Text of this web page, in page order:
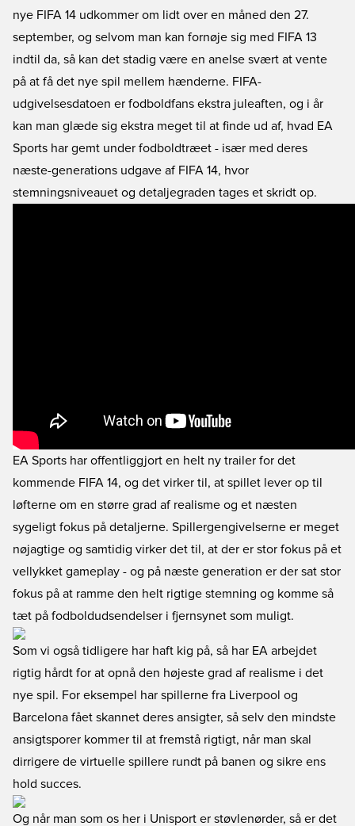
nye FIFA 14 udkommer om lidt over en måned den 27.
september, og selvom man kan fornøje sig med FIFA 13
indtil da, så kan det stadig være en anelse svært at vente
på at få det nye spil mellem hænderne. FIFA-
udgivelsesdatoen er fodboldfans ekstra juleaften, og i år
kan man glæde sig ekstra meget til at finde ud af, hvad EA
Sports har gemt under fodboldtræet - især med deres
næste-generations udgave af FIFA 14, hvor
stemningsniveauet og detaljegraden tages et skridt op.
EA Sports har offentliggjort en helt ny trailer for det
kommende FIFA 14, og det virker til, at spillet lever op til
løfterne om en større grad af realisme og et næsten
sygeligt fokus på detaljerne. Spillergengivelserne er meget
nøjagtige og samtidig virker det til, at der er stor fokus på et
vellykket gameplay - og på næste generation er der sat stor
fokus på at ramme den helt rigtige stemning og komme så
tæt på fodboldudsendelser i fjernsynet som muligt.
Som vi også tidligere har haft kig på, så har EA arbejdet
rigtig hårdt for at opnå den højeste grad af realisme i det
nye spil. For eksempel har spillerne fra Liverpool og
Barcelona fået skannet deres ansigter, så selv den mindste
ansigtsporer kommer til at fremstå rigtigt, når man skal
dirrigere de virtuelle spillere rundt på banen og sikre ens
hold succes.
Og når man som os her i Unisport er støvlenørder, så er det